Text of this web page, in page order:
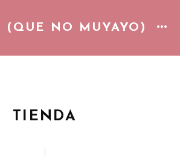
(QUE NO MUYAYO)
TIENDA